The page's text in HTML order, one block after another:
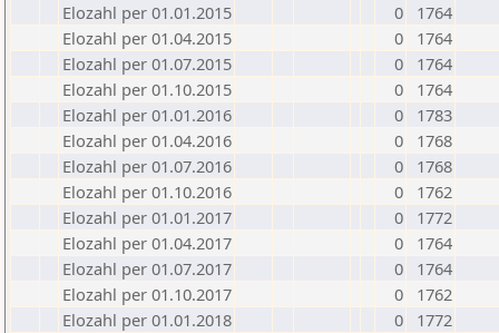
Elozahl per 01.01.2015
0
1764
Elozahl per 01.04.2015
0
1764
Elozahl per 01.07.2015
0
1764
Elozahl per 01.10.2015
0
1764
Elozahl per 01.01.2016
0
1783
Elozahl per 01.04.2016
0
1768
Elozahl per 01.07.2016
0
1768
Elozahl per 01.10.2016
0
1762
Elozahl per 01.01.2017
0
1772
Elozahl per 01.04.2017
0
1764
Elozahl per 01.07.2017
0
1764
Elozahl per 01.10.2017
0
1762
Elozahl per 01.01.2018
0
1772